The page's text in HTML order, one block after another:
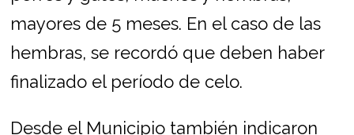
mayores de 5 meses. En el caso de las
hembras, se recordó que deben haber
finalizado el período de celo.
Desde el Municipio también indicaron